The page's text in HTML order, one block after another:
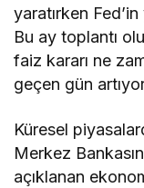
yaratırken
Bu ay toplantı
faiz kararı ne
geçen gün
Küresel
Merkez
açıklanan